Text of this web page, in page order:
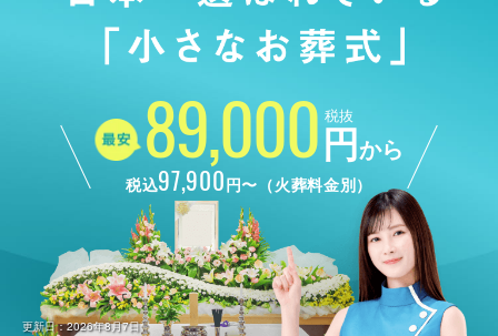
89,000 税抜
円から
税込97,900円〜（火葬料金別）
更新日：2026年8月7日